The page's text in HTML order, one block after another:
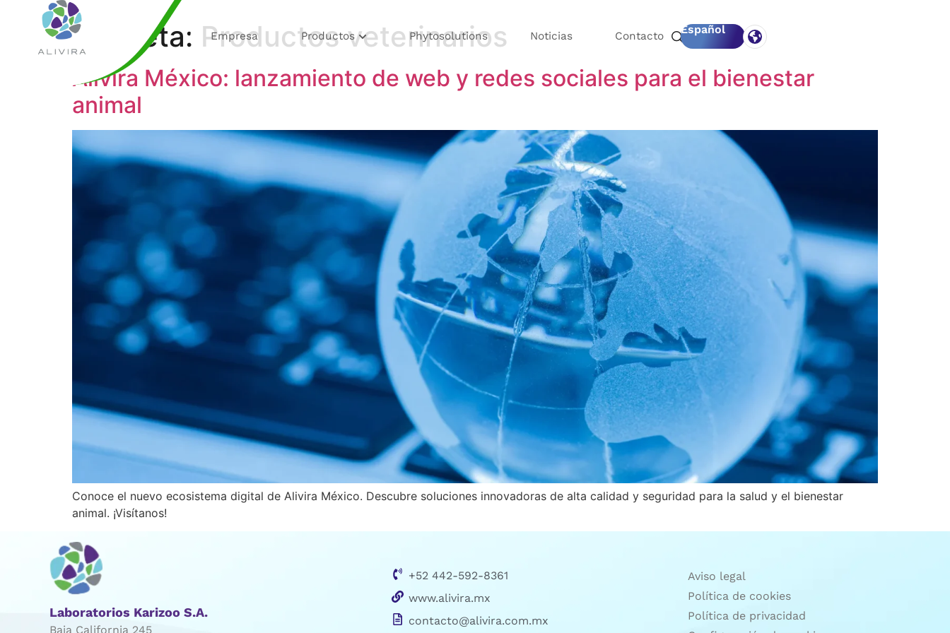
Empresa Productos Phytosolutions Noticias Contacto Español
Etiqueta: Productos veterinarios
Alivira México: lanzamiento de web y redes sociales para el bienestar
animal
Conoce el nuevo ecosistema digital de Alivira México. Descubre soluciones innovadoras de alta calidad y seguridad para la salud y el bienestar
animal. ¡Visítanos!
Laboratorios Karizoo S.A.
Baja California 245
+52 442-592-8361
www.alivira.mx
contacto@alivira.com.mx
Aviso legal
Política de cookies
Política de privacidad